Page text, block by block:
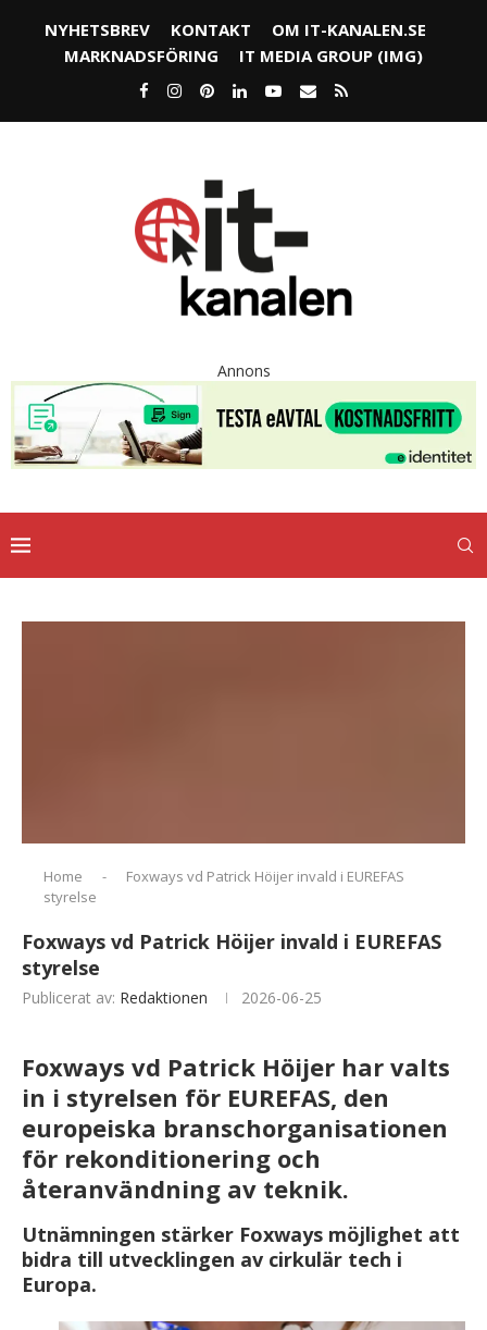
NYHETSBREV KONTAKT
OM IT-KANALEN.SE
MARKNADSFÖRING
IT MEDIA GROUP (IMG)
Annons
Home -
Foxways vd Patrick Höijer invald i EUREFAS
styrelse
Foxways vd Patrick Höijer invald i EUREFAS
styrelse
Publicerat av: Redaktionen 2026-06-25
Foxways vd Patrick Höijer har valts
in i styrelsen för EUREFAS, den
europeiska branschorganisationen
för rekonditionering och
återanvändning av teknik.
Utnämningen stärker Foxways möjlighet att
bidra till utvecklingen av cirkulär tech i
Europa.